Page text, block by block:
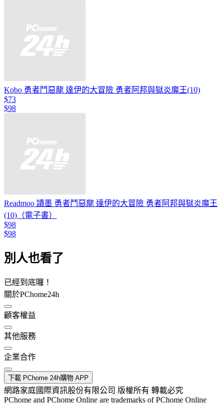
Kobo 勇者鬥惡龍 達伊的大冒險 勇者阿邦與獄炎魔王(10)
$73
$98
Readmoo 讀墨 勇者鬥惡龍 達伊的大冒險 勇者阿邦與獄炎魔王
(10)（電子書）
$98
$98
別人也看了
已經到底囉！
關於PChome24h
顧客權益
其他服務
企業合作
下載 PChome 24h購物 APP
網路家庭國際資訊股份有限公司 版權所有 轉載必究
PChome and PChome Online are trademarks of PChome Online